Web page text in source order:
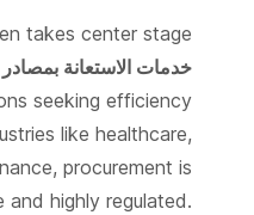
takes center stage,
خدمات الاستعانة
seeking efficiency
like healthcare,
procurement is
highly regulated.